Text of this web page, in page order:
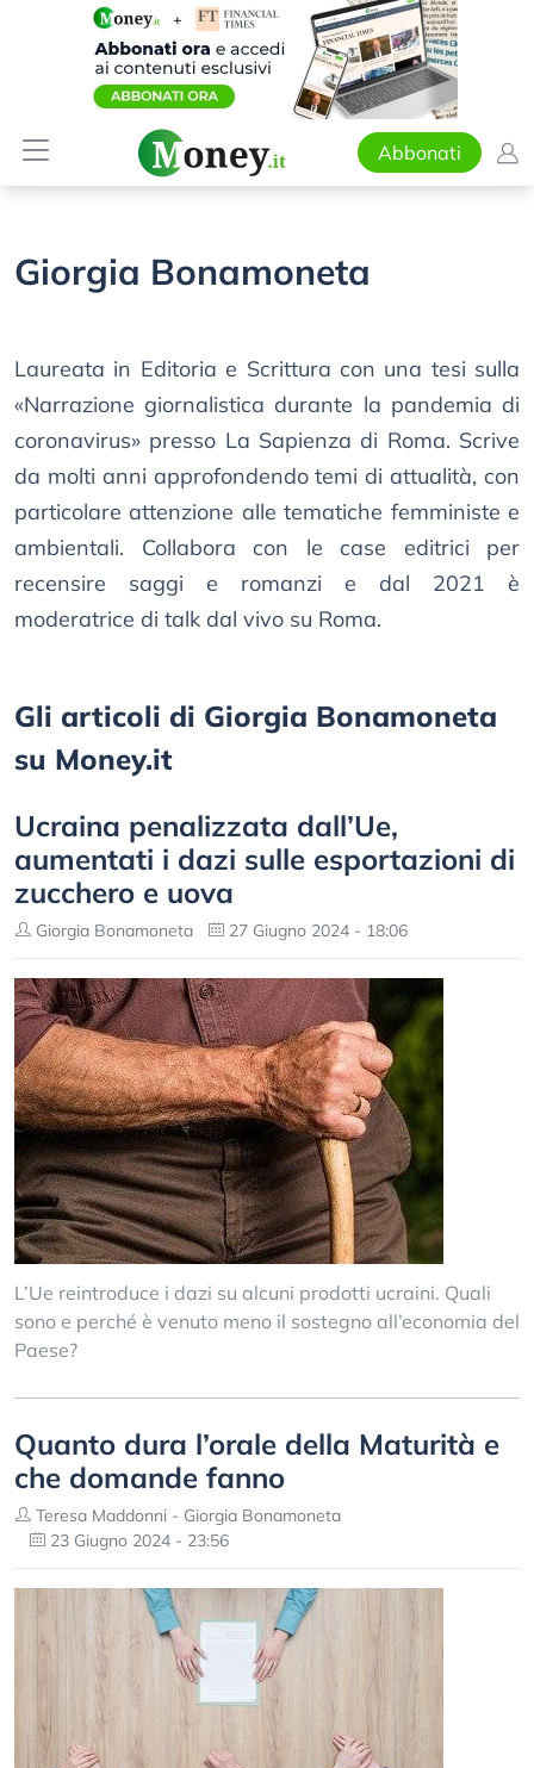
Abbonati
Giorgia Bonamoneta
Laureata in Editoria e Scrittura con una tesi sulla
«Narrazione giornalistica durante la pandemia di
coronavirus» presso La Sapienza di Roma. Scrive
da molti anni approfondendo temi di attualità, con
particolare attenzione alle tematiche femministe e
ambientali. Collabora con le case editrici per
recensire saggi e romanzi e dal 2021 è
moderatrice di talk dal vivo su Roma.
Gli articoli di Giorgia Bonamoneta
su Money.it
Ucraina penalizzata dall’Ue,
aumentati i dazi sulle esportazioni di
zucchero e uova
Giorgia Bonamoneta 27 Giugno 2024 - 18:06
L’Ue reintroduce i dazi su alcuni prodotti ucraini. Quali
sono e perché è venuto meno il sostegno all’economia del
Paese?
Quanto dura l’orale della Maturità e
che domande fanno
Teresa Maddonni - Giorgia Bonamoneta
23 Giugno 2024 - 23:56